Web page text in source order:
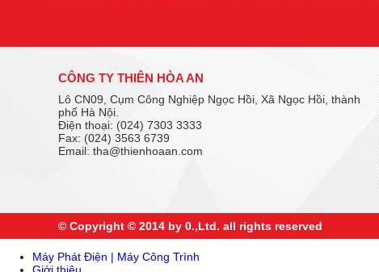
CÔNG TY THIÊN HÒA AN
Lô CN09, Cụm Công Nghiệp Ngọc Hồi, Xã Ngọc Hồi, thành
phố Hà Nội.
Điện thoại: (024) 7303 3333
Fax: (024) 3563 6739
Email: tha@thienhoaan.com
© Copyright © 2014 by 0.,Ltd. all rights reserved
Máy Phát Điện | Máy Công Trình